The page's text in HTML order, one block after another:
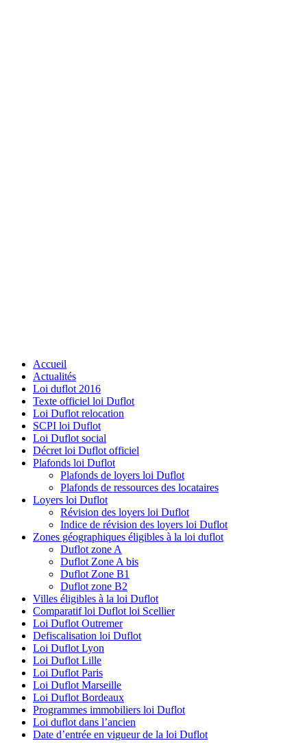
Accueil
Actualités
Loi duflot 2016
Texte officiel loi Duflot
Loi Duflot relocation
SCPI loi Duflot
Loi Duflot social
Décret loi Duflot officiel
Plafonds loi Duflot
Plafonds de loyers loi Duflot
Plafonds de ressources des locataires
Loyers loi Duflot
Révision des loyers loi Duflot
Indice de révision des loyers loi Duflot
Zones géographiques éligibles à la loi duflot
Duflot zone A
Duflot Zone A bis
Duflot Zone B1
Duflot zone B2
Villes éligibles à la loi Duflot
Comparatif loi Duflot loi Scellier
Loi Duflot Outremer
Defiscalisation loi Duflot
Loi Duflot Lyon
Loi Duflot Lille
Loi Duflot Paris
Loi Duflot Marseille
Loi Duflot Bordeaux
Programmes immobiliers loi Duflot
Loi duflot dans l’ancien
Date d’entrée en vigueur de la loi Duflot